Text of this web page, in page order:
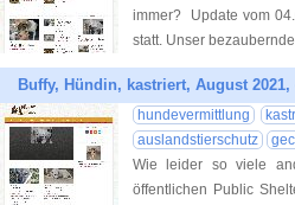
immer? Update vom
statt. Unser
Buffy, Hündin, kastriert, August
hundevermittlung
auslandstierschutz
Wie leider so viele
öffentlichen Public